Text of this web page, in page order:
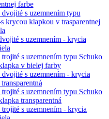
farbe
s uzemnením typu
krycou klapkou v trasparentnej
s uzemnením - krycia
s uzemnením typu Schuko
v bielej farby
s uzemnením - krycia
s uzemnením typu Schuko
transparentná
s uzemnením - krycia